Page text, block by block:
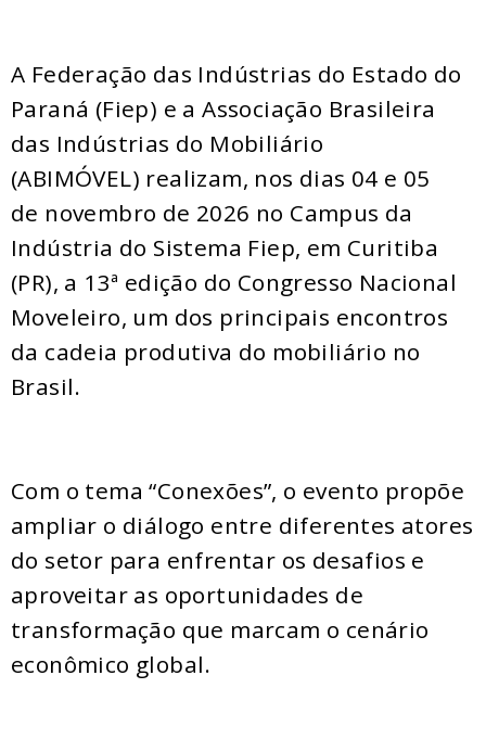
A Federação das Indústrias do Estado do
Paraná (Fiep) e a Associação Brasileira
das Indústrias do Mobiliário
(ABIMÓVEL) realizam, nos dias 04 e 05
de novembro de 2026 no Campus da
Indústria do Sistema Fiep, em Curitiba
(PR), a 13ª edição do Congresso Nacional
Moveleiro, um dos principais encontros
da cadeia produtiva do mobiliário no
Brasil.
Com o tema “Conexões”, o evento propõe
ampliar o diálogo entre diferentes atores
do setor para enfrentar os desafios e
aproveitar as oportunidades de
transformação que marcam o cenário
econômico global.